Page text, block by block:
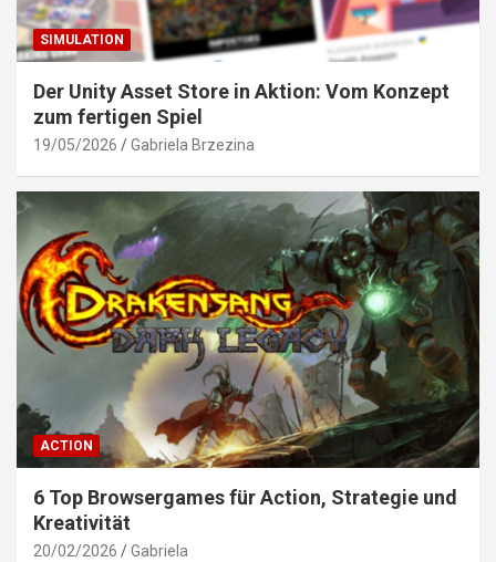
SIMULATION
Der Unity Asset Store in Aktion: Vom Konzept
zum fertigen Spiel
19/05/2026 Gabriela Brzezina
ACTION
6 Top Browsergames für Action, Strategie und
Kreativität
20/02/2026 Gabriela